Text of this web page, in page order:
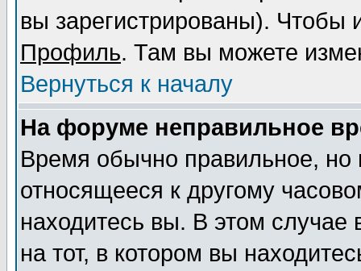
вы зарегистрированы). Чтобы
Профиль. Там вы можете
Вернуться к началу
На форуме неправильное
Время обычно правильное,
относящееся к другому
находитесь вы. В этом
на тот, в котором вы